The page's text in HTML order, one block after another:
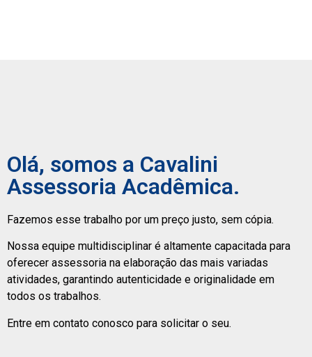
Olá, somos a Cavalini
Assessoria Acadêmica.
Fazemos esse trabalho por um preço justo, sem cópia.
Nossa equipe multidisciplinar é altamente capacitada para
oferecer assessoria na elaboração das mais variadas
atividades, garantindo autenticidade e originalidade em
todos os trabalhos.
Entre em contato conosco para solicitar o seu.